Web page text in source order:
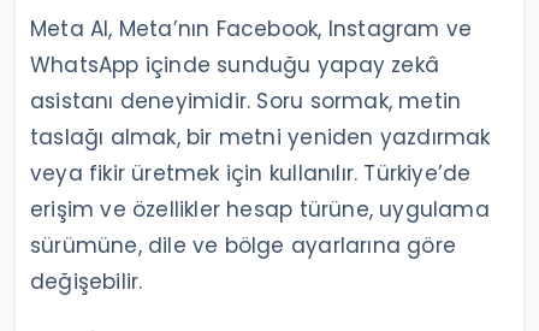
Meta AI, Meta’nın Facebook, Instagram ve
WhatsApp içinde sunduğu yapay zekâ
asistanı deneyimidir. Soru sormak, metin
taslağı almak, bir metni yeniden yazdırmak
veya fikir üretmek için kullanılır. Türkiye’de
erişim ve özellikler hesap türüne, uygulama
sürümüne, dile ve bölge ayarlarına göre
değişebilir.